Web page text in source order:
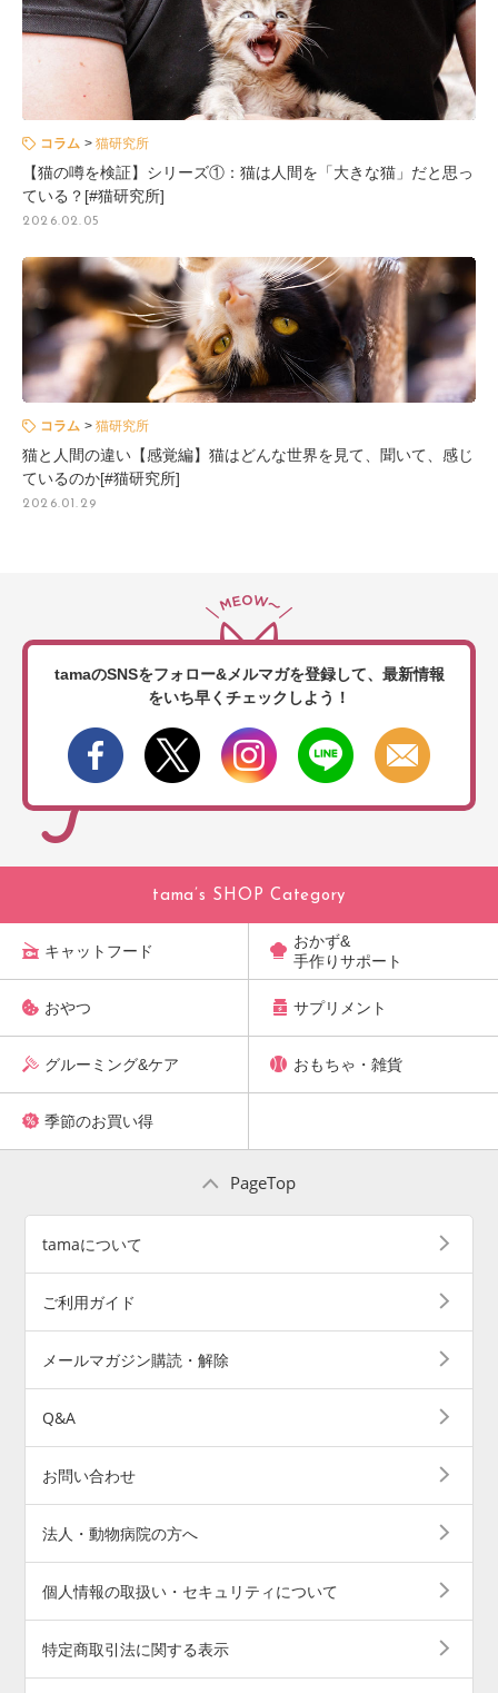
コラム 猫研究所
【猫の噂を検証】シリーズ①：猫は人間を「大きな猫」だと思っ
ている？[#猫研究所]
2026.02.05
コラム 猫研究所
猫と人間の違い【感覚編】猫はどんな世界を見て、聞いて、感じ
ているのか[#猫研究所]
2026.01.29
tamaのSNSをフォロー&メルマガを登録して、 最新情報
をいち早くチェックしよう！
tama’s SHOP Category
キャットフード
おかず&
手作りサポート
おやつ サプリメント
グルーミング&ケア おもちゃ・雑貨
季節のお買い得
PageTop
tamaについて
ご利用ガイド
メールマガジン購読・解除
Q&A
お問い合わせ
法人・動物病院の方へ
個人情報の取扱い・セキュリティについて
特定商取引法に関する表示